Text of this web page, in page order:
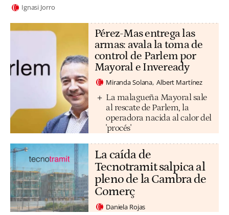
Ignasi Jorro
Pérez-Mas entrega las
armas: avala la toma de
control de Parlem por
Mayoral e Inveready
Miranda Solana Albert Martínez
La malagueña Mayoral sale
al rescate de Parlem, la
operadora nacida al calor del
'procés'
La caída de
Tecnotramit salpica al
pleno de la Cambra de
Comerç
Daniela Rojas